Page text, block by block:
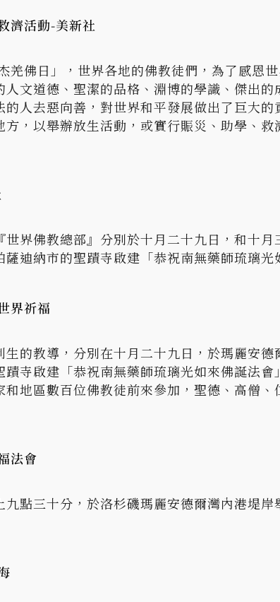
濟活動-美新社
佛日」，世界各地的佛教徒們，為了感恩
文道德、聖潔的品格、淵博的學識、傑出
人去惡向善，對世界和平發展做出了巨大的
，以舉辦放生活動，或實行賑災、助學、救
界佛教總部』分別於十月二十九日，和十月
迪納市的聖蹟寺啟建「恭祝南無藥師琉璃光
界祈福
的教導，分別在十月二十九日，於瑪麗安德
寺啟建「恭祝南無藥師琉璃光如來佛誕法會
地區數百位佛教徒前來參加，聖德、高僧、
法會
點三十分，於洛杉磯瑪麗安德爾灣內港堤